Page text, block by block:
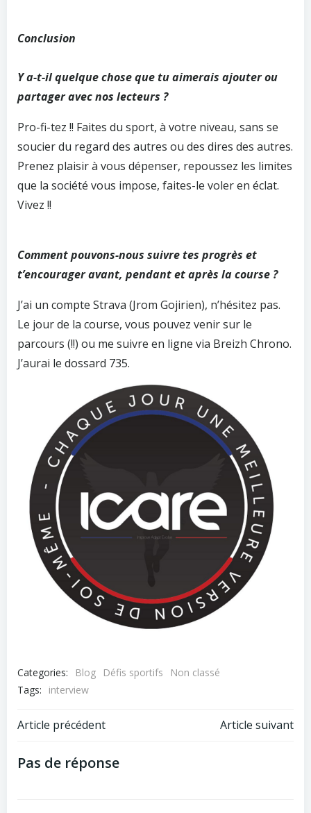
Conclusion
Y a-t-il quelque chose que tu aimerais ajouter ou
partager avec nos lecteurs ?
Pro-fi-tez !! Faites du sport, à votre niveau, sans se
soucier du regard des autres ou des dires des autres.
Prenez plaisir à vous dépenser, repoussez les limites
que la société vous impose, faites-le voler en éclat.
Vivez !!
Comment pouvons-nous suivre tes progrès et
t’encourager avant, pendant et après la course ?
J’ai un compte Strava (Jrom Gojirien), n’hésitez pas.
Le jour de la course, vous pouvez venir sur le
parcours (!!) ou me suivre en ligne via Breizh Chrono.
J’aurai le dossard 735.
Categories: Blog Défis sportifs
Non classé
Tags:
interview
Navigation
de
Article précédent
Navigation
Article suivant
Pas de réponse